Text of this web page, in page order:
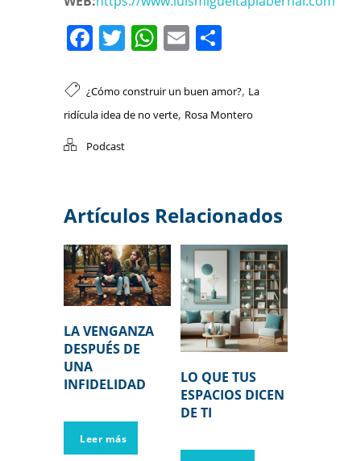
Facebook
Twitter
WhatsApp
Email
¿Cómo construir un buen amor?, La
ridícula idea de no verte, Rosa Montero
Podcast
Artículos Relacionados
LA VENGANZA
DESPUÉS DE
UNA
INFIDELIDAD
Leer más
LO QUE TUS
ESPACIOS DICEN
DE TI